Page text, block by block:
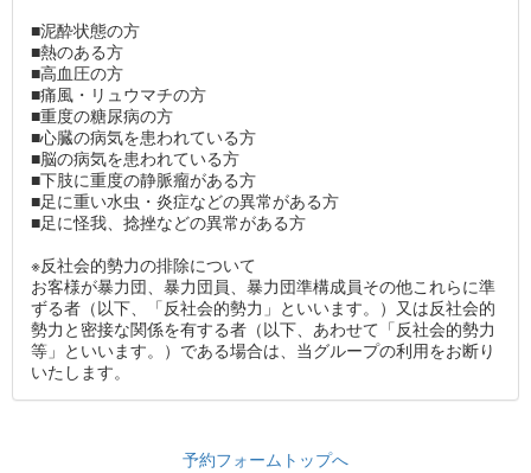
■泥酔状態の方
■熱のある方
■高血圧の方
■痛風・リュウマチの方
■重度の糖尿病の方
■心臓の病気を患われている方
■脳の病気を患われている方
■下肢に重度の静脈瘤がある方
■足に重い水虫・炎症などの異常がある方
■足に怪我、捻挫などの異常がある方
※反社会的勢力の排除について
お客様が暴力団、暴力団員、暴力団準構成員その他これらに準
ずる者（以下、「反社会的勢力」といいます。）又は反社会的
勢力と密接な関係を有する者（以下、あわせて「反社会的勢力
等」といいます。）である場合は、当グループの利用をお断り
いたします。
予約フォームトップへ